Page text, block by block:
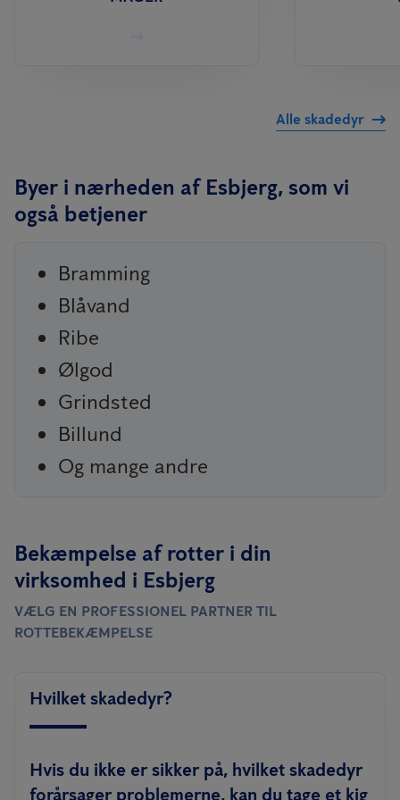
Alle skadedyr
Byer i nærheden af Esbjerg, som vi
også betjener
Bramming
Blåvand
Ribe
Ølgod
Grindsted
Billund
Og mange andre
Bekæmpelse af rotter i din
virksomhed i Esbjerg
VÆLG EN PROFESSIONEL PARTNER TIL
ROTTEBEKÆMPELSE
Hvilket skadedyr?
Hvis du ikke er sikker på, hvilket skadedyr
forårsager problemerne, kan du tage et kig